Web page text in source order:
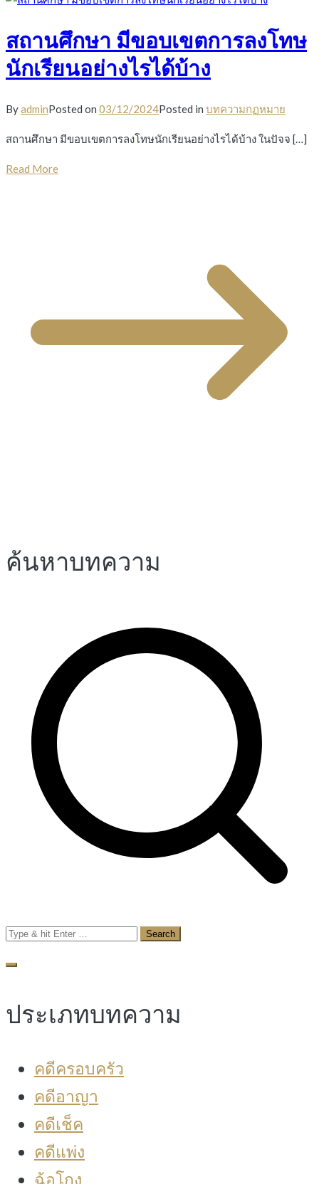
สถานศึกษา มีขอบเขตการลงโทษ
นักเรียนอย่างไรได้บ้าง
ByadminPosted on 03/12/2024Posted in บทความกฏหมาย
สถานศึกษา มีขอบเขตการลงโทษนักเรียนอย่างไรได้บ้าง ในปัจจ […]
Read More
ค้นหาบทความ
Search
for:
ประเภทบทความ
คดีครอบครัว
คดีอาญา
คดีเช็ค
คดีแพ่ง
ฉ้อโกง